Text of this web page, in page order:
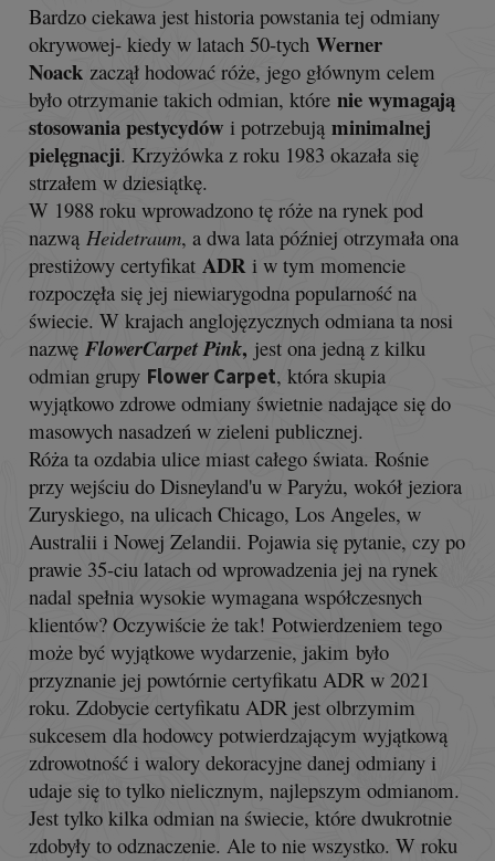
Bardzo ciekawa jest historia powstania tej odmiany
okrywowej- kiedy w latach 50-tych Werner
Noack zaczął hodować róże, jego głównym celem
było otrzymanie takich odmian, które nie wymagają
stosowania pestycydów i potrzebują minimalnej
pielęgnacji. Krzyżówka z roku 1983 okazała się
strzałem w dziesiątkę.
W 1988 roku wprowadzono tę róże na rynek pod
nazwą Heidetraum, a dwa lata później otrzymała ona
prestiżowy certyfikat ADR i w tym momencie
rozpoczęła się jej niewiarygodna popularność na
świecie. W krajach anglojęzycznych odmiana ta nosi
nazwę FlowerCarpet Pink, jest ona jedną z kilku
odmian grupy Flower Carpet, która skupia
wyjątkowo zdrowe odmiany świetnie nadające się do
masowych nasadzeń w zieleni publicznej.
Róża ta ozdabia ulice miast całego świata. Rośnie
przy wejściu do Disneyland'u w Paryżu, wokół jeziora
Zuryskiego, na ulicach Chicago, Los Angeles, w
Australii i Nowej Zelandii. Pojawia się pytanie, czy po
prawie 35-ciu latach od wprowadzenia jej na rynek
nadal spełnia wysokie wymagana współczesnych
klientów? Oczywiście że tak! Potwierdzeniem tego
może być wyjątkowe wydarzenie, jakim było
przyznanie jej powtórnie certyfikatu ADR w 2021
roku. Zdobycie certyfikatu ADR jest olbrzymim
sukcesem dla hodowcy potwierdzającym wyjątkową
zdrowotność i walory dekoracyjne danej odmiany i
udaje się to tylko nielicznym, najlepszym odmianom.
Jest tylko kilka odmian na świecie, które dwukrotnie
zdobyły to odznaczenie. Ale to nie wszystko. W roku